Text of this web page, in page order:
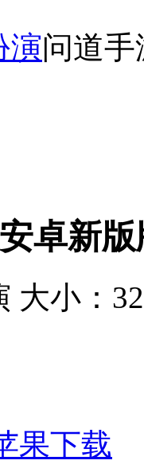
演问道
卓新版
大小：
果下载